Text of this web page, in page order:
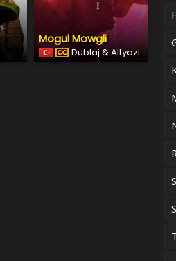
Mogul Mowgli
Dublaj & Altyazı